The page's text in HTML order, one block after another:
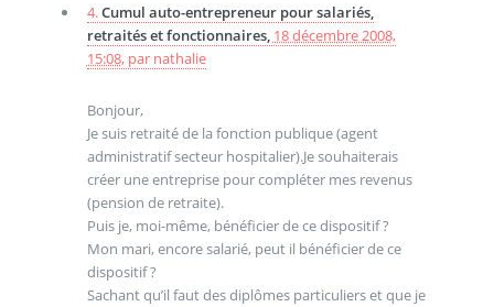
4.Cumul auto-entrepreneur pour salariés,
retraités et fonctionnaires, 18 décembre 2008,
15:08, par nathalie
Bonjour,
Je suis retraité de la fonction publique (agent
administratif secteur hospitalier).Je souhaiterais
créer une entreprise pour compléter mes revenus
(pension de retraite).
Puis je, moi-même, bénéficier de ce dispositif ?
Mon mari, encore salarié, peut il bénéficier de ce
dispositif ?
Sachant qu’il faut des diplômes particuliers et que je